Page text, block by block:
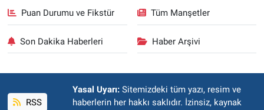
Puan Durumu ve Fikstür Tüm Manşetler
Son Dakika Haberleri Haber Arşivi
RSS
Yasal Uyarı: Sitemizdeki tüm yazı, resim ve
haberlerin her hakkı saklıdır. İzinsiz, kaynak